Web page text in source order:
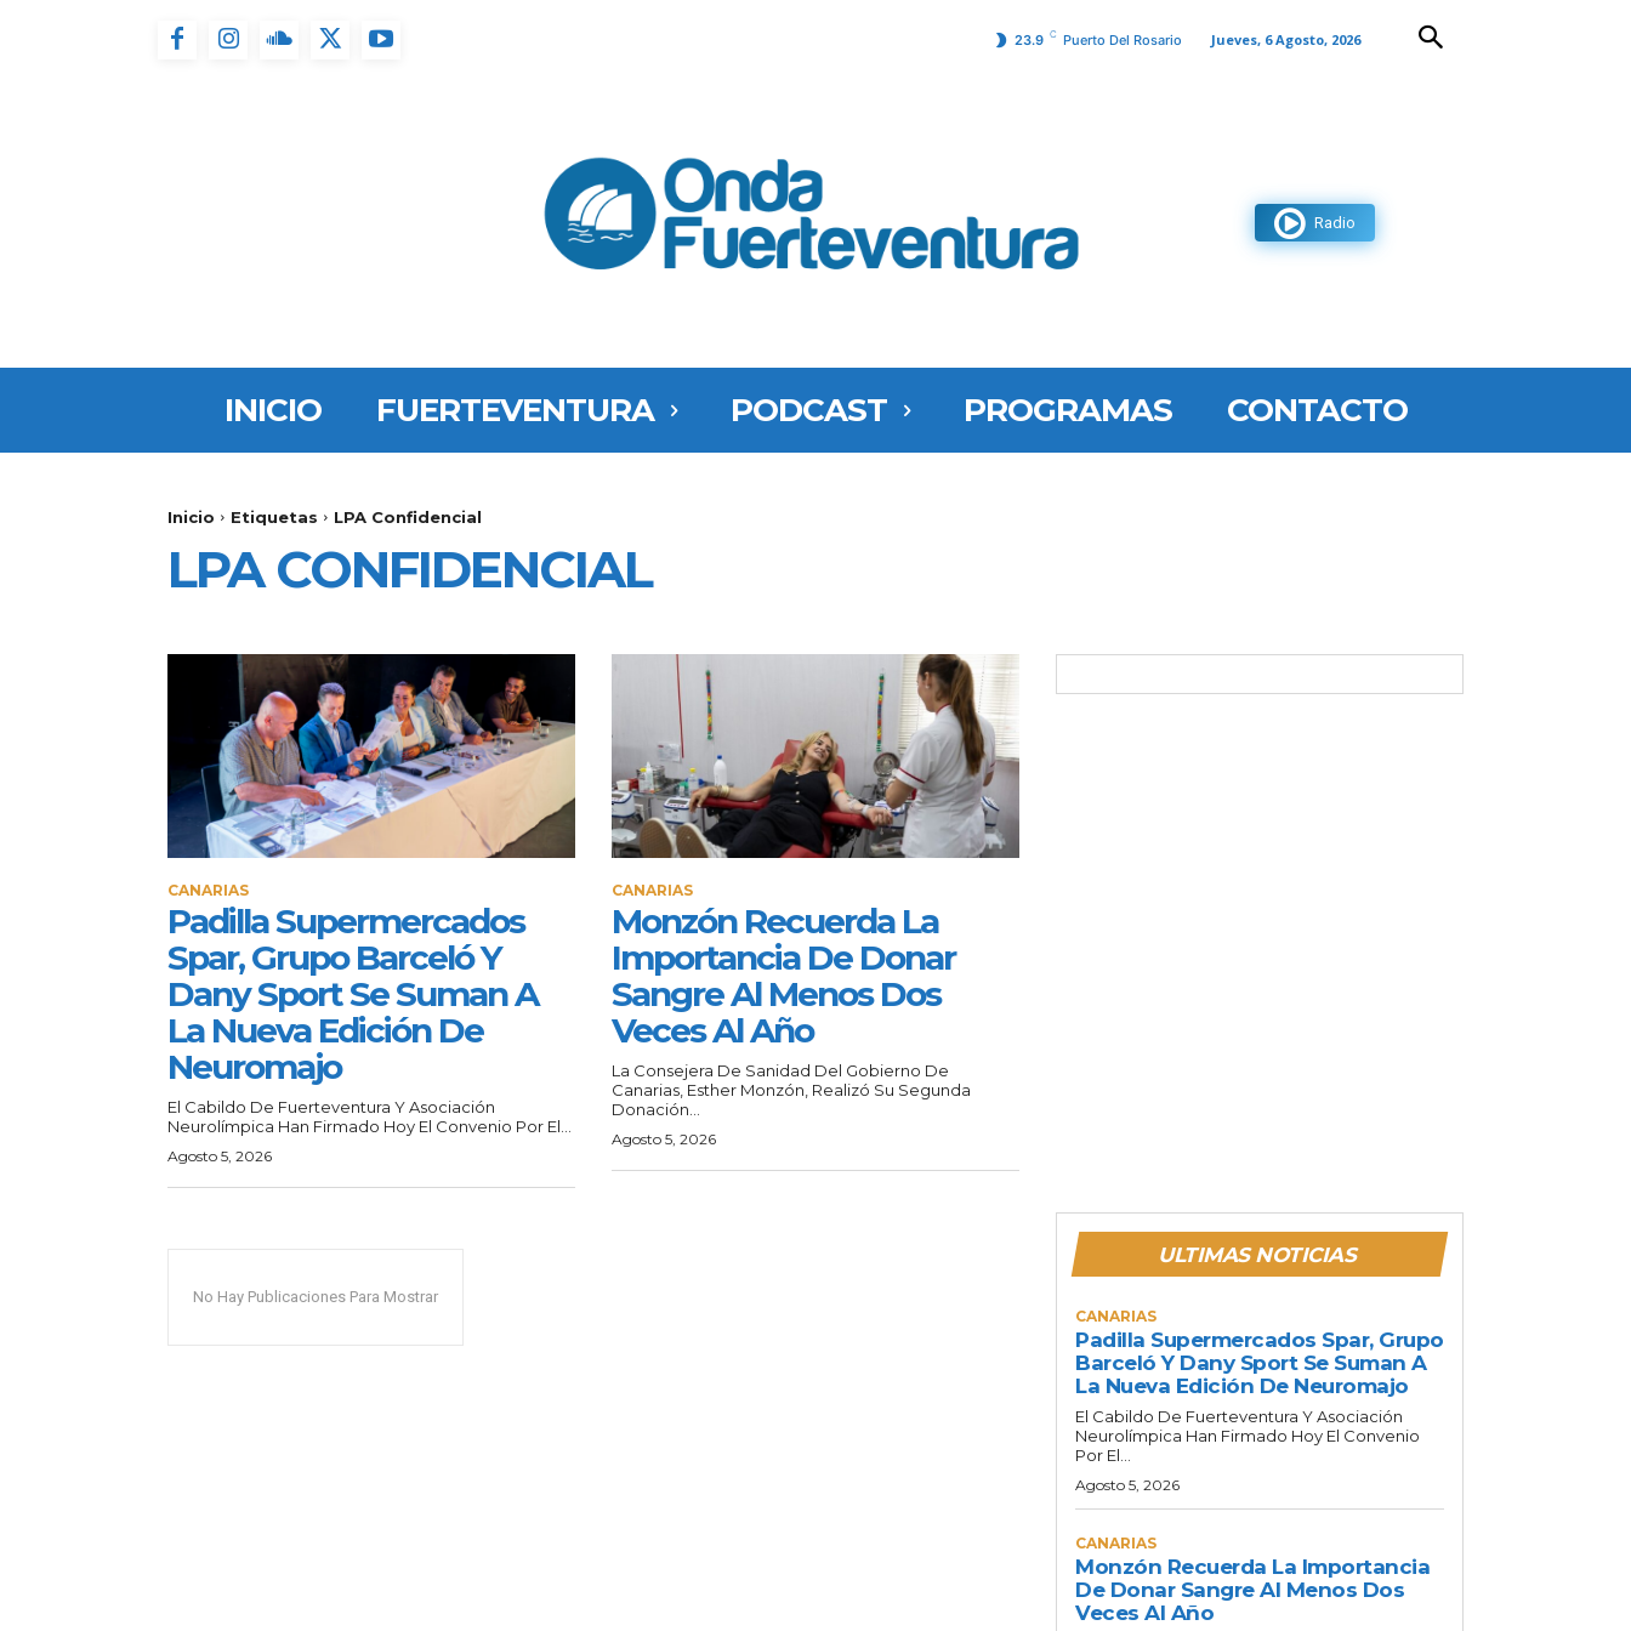
23.9 C Puerto Del Rosario Jueves, 6 Agosto, 2026
Radio
INICIO FUERTEVENTURA PODCAST PROGRAMAS CONTACTO
Inicio Etiquetas LPA Confidencial
LPA CONFIDENCIAL
CANARIAS
Padilla Supermercados
Spar, Grupo Barceló Y
Dany Sport Se Suman A
La Nueva Edición De
Neuromajo
El Cabildo De Fuerteventura Y Asociación
Neurolímpica Han Firmado Hoy El Convenio Por El...
Agosto 5, 2026
CANARIAS
Monzón Recuerda La
Importancia De Donar
Sangre Al Menos Dos
Veces Al Año
La Consejera De Sanidad Del Gobierno De
Canarias, Esther Monzón, Realizó Su Segunda
Donación...
Agosto 5, 2026
No Hay Publicaciones Para Mostrar
ULTIMAS NOTICIAS
CANARIAS
Padilla Supermercados Spar, Grupo
Barceló Y Dany Sport Se Suman A
La Nueva Edición De Neuromajo
El Cabildo De Fuerteventura Y Asociación
Neurolímpica Han Firmado Hoy El Convenio
Por El...
Agosto 5, 2026
CANARIAS
Monzón Recuerda La Importancia
De Donar Sangre Al Menos Dos
Veces Al Año